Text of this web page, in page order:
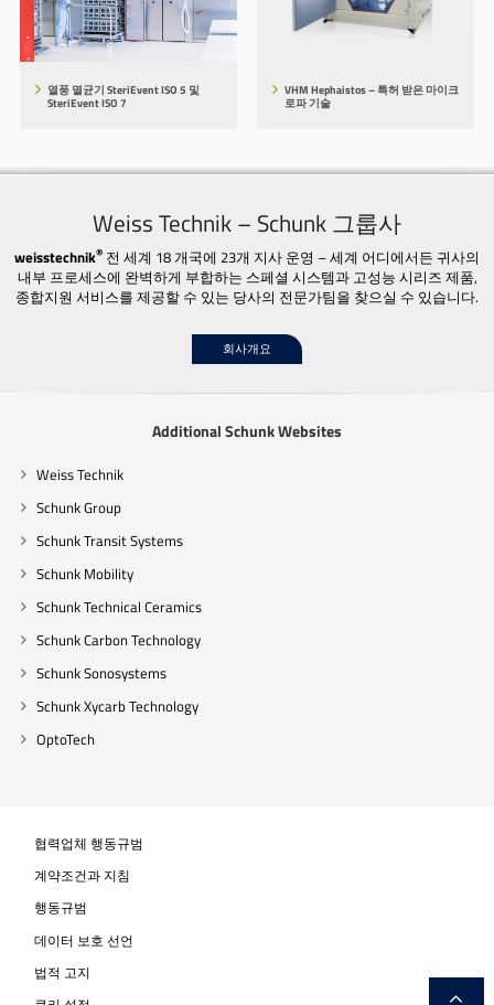
열풍 멸균기 SteriEvent ISO 5 및
SteriEvent ISO 7
VHM Hephaistos – 특허 받은 마이크
로파 기술
Weiss Technik – Schunk 그룹사
weisstechnik® 전 세계 18 개국에 23개 지사 운영 – 세계 어디에서든 귀사의
내부 프로세스에 완벽하게 부합하는 스페셜 시스템과 고성능 시리즈 제품,
종합지원 서비스를 제공할 수 있는 당사의 전문가팀을 찾으실 수 있습니다.
회사개요
Additional Schunk Websites
Weiss Technik
Schunk Group
Schunk Transit Systems
Schunk Mobility
Schunk Technical Ceramics
Schunk Carbon Technology
Schunk Sonosystems
Schunk Xycarb Technology
OptoTech
협력업체 행동규범
계약조건과 지침
행동규범
데이터 보호 선언
법적 고지